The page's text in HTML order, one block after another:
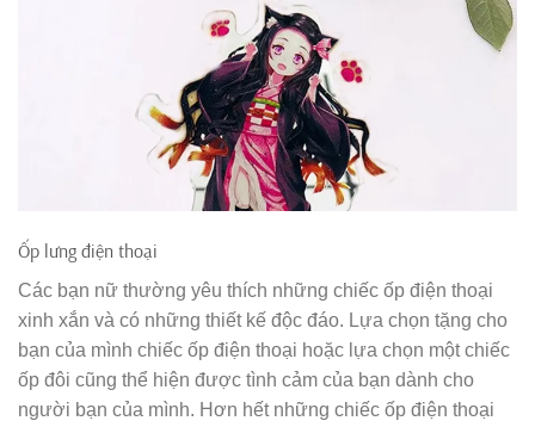
Ốp lưng điện thoại
Các bạn nữ thường yêu thích những chiếc ốp điện thoại
xinh xắn và có những thiết kế độc đáo. Lựa chọn tặng cho
bạn của mình chiếc ốp điện thoại hoặc lựa chọn một chiếc
ốp đôi cũng thể hiện được tình cảm của bạn dành cho
người bạn của mình. Hơn hết những chiếc ốp điện thoại